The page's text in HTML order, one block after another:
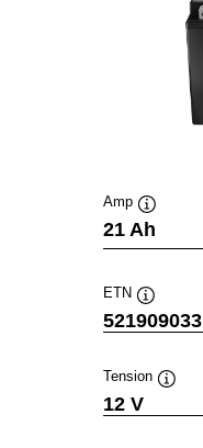
Amp
Infobulle
21 Ah
ETN
Infobulle
521909033
Tension
12 V